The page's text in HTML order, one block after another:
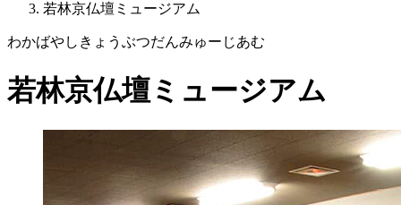
若林京仏壇ミュージアム
わかばやしきょうぶつだんみゅーじあむ
若林京仏壇ミュージアム